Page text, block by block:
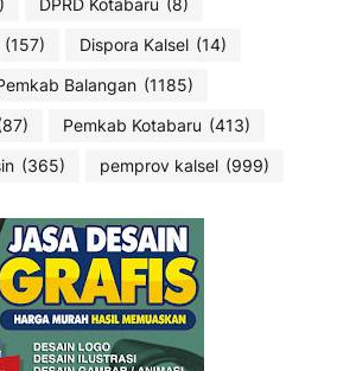
DPRD Kotabaru (8)
(157) Dispora Kalsel (14)
Balangan (1185)
Pemkab Kotabaru (413)
(365) pemprov kalsel (999)